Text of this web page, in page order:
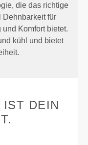
die das richtige
Dehnbarkeit für
Komfort bietet.
kühl und bietet
IST DEIN